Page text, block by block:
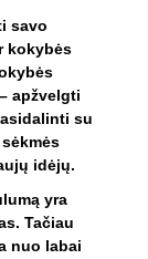
savo
kokybės
apžvelgti
su
idėjų.
yra
Tačiau
nuo labai